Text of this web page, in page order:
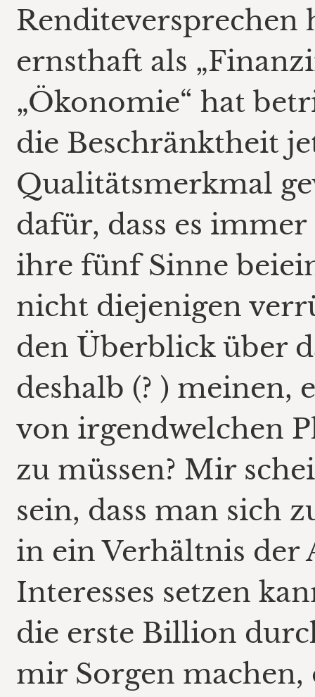
Renditeversprechen
ernsthaft als
„Ökonomie“ hat
die Beschränktheit
Qualitätsmerkmal
dafür, dass es
ihre fünf Sinne
nicht diejenigen
den Überblick über
deshalb (? ) meinen,
von irgendwelchen
zu müssen? Mir
sein, dass man sich
in ein Verhältnis der
Interesses setzen
die erste Billion
mir Sorgen